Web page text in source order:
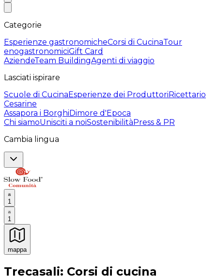
Categorie
Esperienze gastronomicheCorsi di CucinaTour
enogastronomiciGift Card
AziendeTeam BuildingAgenti di viaggio
Lasciati ispirare
Scuole di CucinaEsperienze dei ProduttoriRicettario
Cesarine
Assapora i BorghiDimore d'Epoca
Chi siamoUnisciti a noiSostenibilitàPress & PR
Cambia lingua
1
1
mappa
Esperienze culinarie indimenticabili: Esperienze
Trecasali: Corsi di cucina